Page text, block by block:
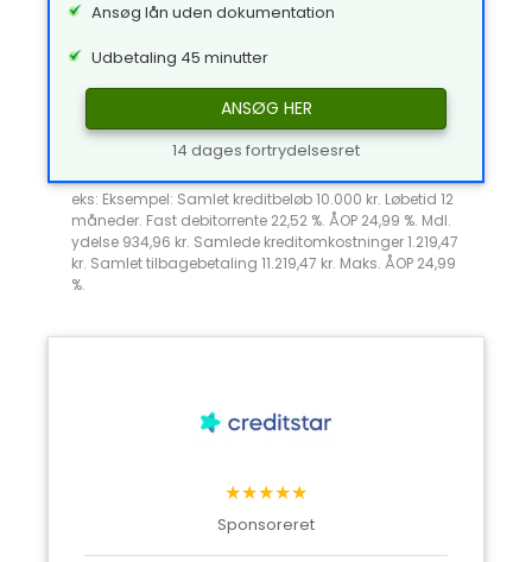
Ansøg lån uden dokumentation
Udbetaling 45 minutter
ANSØG HER
14 dages fortrydelsesret
eks: Eksempel: Samlet kreditbeløb 10.000 kr. Løbetid 12
måneder. Fast debitorrente 22,52 %. ÅOP 24,99 %. Mdl.
ydelse 934,96 kr. Samlede kreditomkostninger 1.219,47
kr. Samlet tilbagebetaling 11.219,47 kr. Maks. ÅOP 24,99
%.
★★★★★
Sponsoreret